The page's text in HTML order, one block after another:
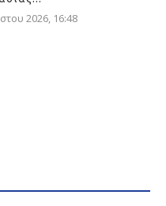
2026, 16:48